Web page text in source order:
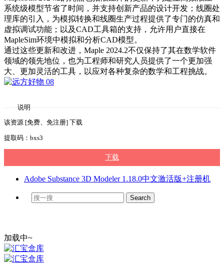
系统级模型节省了时间，并支持创新产品的设计开发；线圈处
理库的引入，为模拟转换和线圈生产过程提供了专门的仿真和
虚拟调试功能；以及CAD工具箱的支持，允许用户直接在
MapleSim环境中模拟和分析CAD模型。
通过这些更新和改进，Maple 2024.2不仅保持了其在数学软件
领域的领先地位，也为工程师和研究人员提供了一个更加强
大、更加灵活的工具，以应对各种复杂的数学和工程挑战。
说明
该资源 [免费、免注册] 下载
提取码：bxs3
下载
Adobe Substance 3D Modeler 1.18.0中文激活版+注册机
加载中~